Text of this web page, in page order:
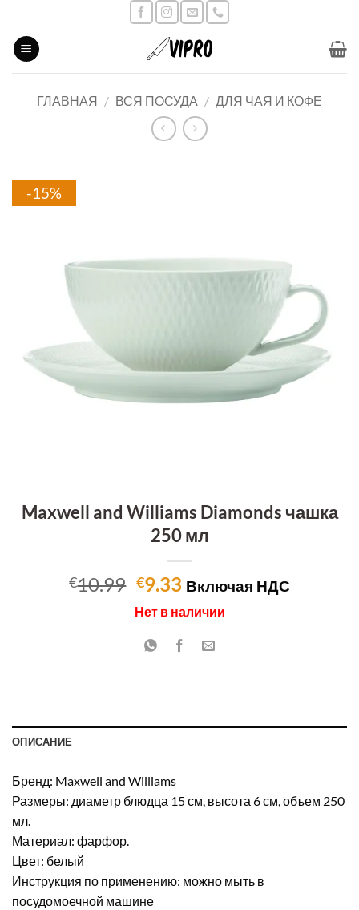
content
ГЛАВНАЯ / ВСЯ ПОСУДА / ДЛЯ ЧАЯ И КОФЕ
-15%
Maxwell and Williams Diamonds чашка
250 мл
€10.99 Первоначальная
цена
составляла
€10.99.
€9.33Текущая
€9.33.
Включая НДС
Нет в наличии
ОПИСАНИЕ
Бренд: Maxwell and Williams
Размеры: диаметр блюдца 15 см, высота 6 см, объем 250
мл.
Материал: фарфор.
Цвет: белый
Инструкция по применению: можно мыть в
посудомоечной машине